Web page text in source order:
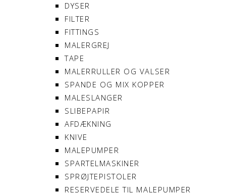
DYSER
FILTER
FITTINGS
MALERGREJ
TAPE
MALERRULLER OG VALSER
SPANDE OG MIX KOPPER
MALESLANGER
SLIBEPAPIR
AFDÆKNING
KNIVE
MALEPUMPER
SPARTELMASKINER
SPRØJTEPISTOLER
RESERVEDELE TIL MALEPUMPER